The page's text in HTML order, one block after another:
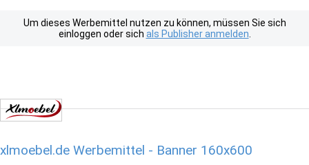
Um dieses Werbemittel nutzen zu können, müssen Sie sich
einloggen oder sich als Publisher anmelden
xlmoebel.de Werbemittel - Banner 160x600